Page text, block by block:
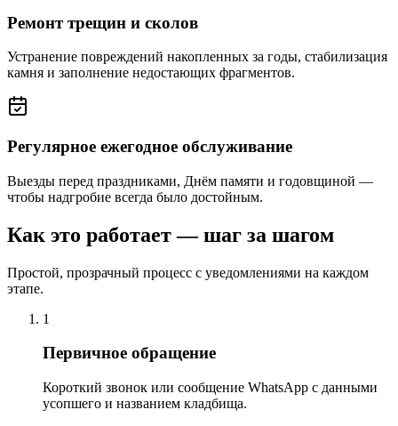
Ремонт трещин и сколов
Устранение повреждений накопленных за годы, стабилизация
камня и заполнение недостающих фрагментов.
Регулярное ежегодное обслуживание
Выезды перед праздниками, Днём памяти и годовщиной —
чтобы надгробие всегда было достойным.
Как это работает — шаг за шагом
Простой, прозрачный процесс с уведомлениями на каждом
этапе.
1
Первичное обращение
Короткий звонок или сообщение WhatsApp с данными
усопшего и названием кладбища.